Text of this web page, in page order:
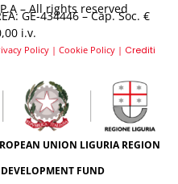
– All rights reserved
GE-434446 – Cap. Soc. €
i.v.​
Policy| Cookie Policy| Crediti
UNION LIGURIA REGION
FUND